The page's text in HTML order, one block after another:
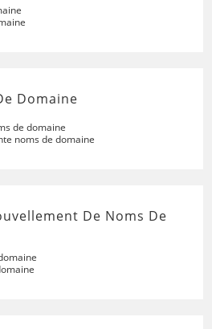
Domaine
de domaine
noms de domaine
De Noms De